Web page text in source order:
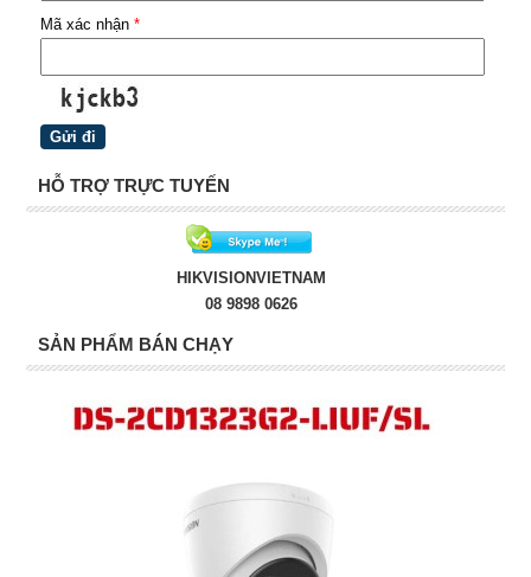
Mã xác nhận *
HỖ TRỢ TRỰC TUYẾN
HIKVISIONVIETNAM
08 9898 0626
SẢN PHẨM BÁN CHẠY